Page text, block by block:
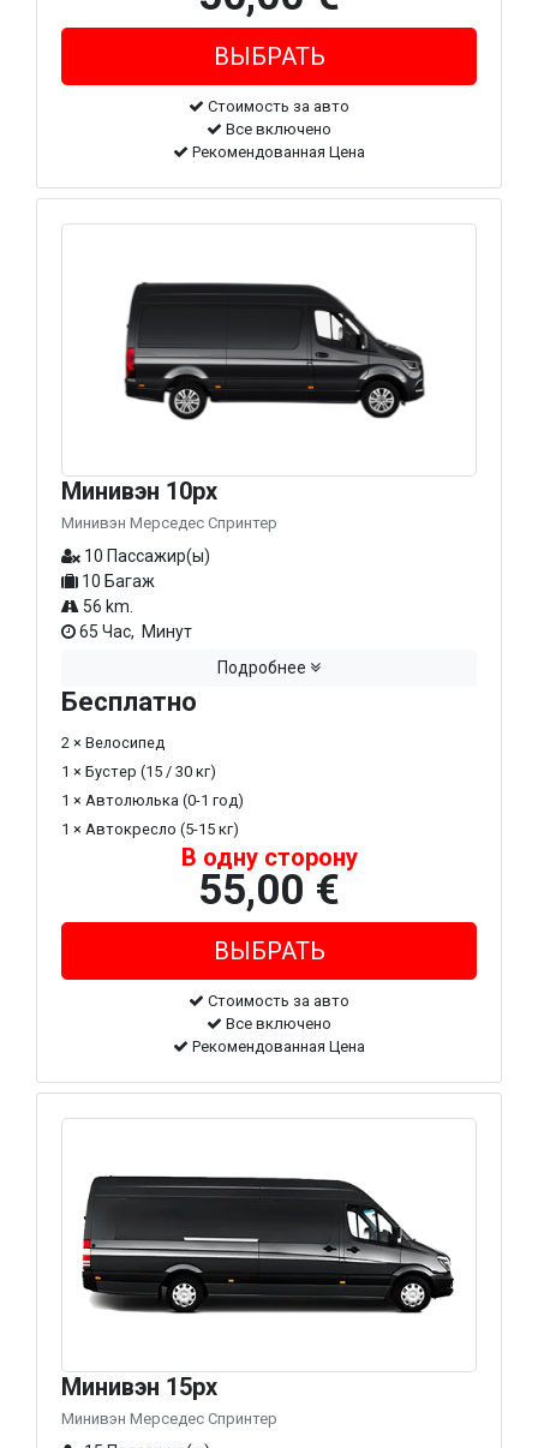
Стоимость за авто
Все включено
Рекомендованная Цена
Минивэн 10px
Минивэн Мерседес Спринтер
10 Пассажир(ы)
10 Багаж
56 km.
65 Час, Минут
Подробнее
Бесплатно
2 × Велосипед
1 × Бустер (15 / 30 кг)
1 × Автолюлька (0-1 год)
1 × Автокресло (5-15 кг)
В одну сторону
55,00 €
Стоимость за авто
Все включено
Рекомендованная Цена
Минивэн 15px
Минивэн Мерседес Спринтер